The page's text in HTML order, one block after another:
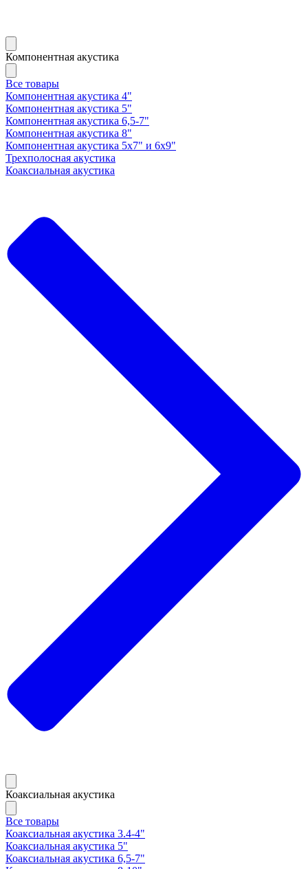
Компонентная акустика
Все товары
Компонентная акустика 4"
Компонентная акустика 5"
Компонентная акустика 6,5-7"
Компонентная акустика 8"
Компонентная акустика 5х7" и 6х9"
Трехполосная акустика
Коаксиальная акустика
Коаксиальная акустика
Все товары
Коаксиальная акустика 3.4-4"
Коаксиальная акустика 5"
Коаксиальная акустика 6,5-7"